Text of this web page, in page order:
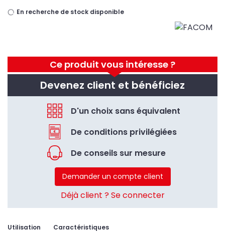
Ce produit vous intéresse ?
Devenez client et bénéficiez
D'un choix sans équivalent
De conditions privilégiées
De conseils sur mesure
Demander un compte client
Déjà client ? Se connecter
En recherche de stock disponible
Utilisation Caractéristiques